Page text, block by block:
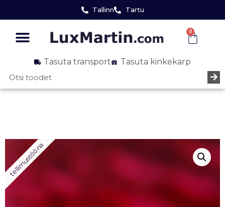
Tallinn Tartu
0
Tasuta transport Tasuta kinkekarp
tellimustööna